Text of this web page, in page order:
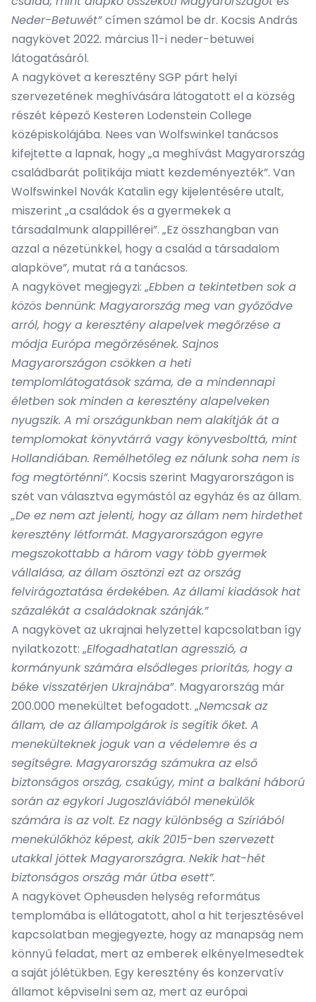
Neder-Betuwét”címen számol be dr. Kocsis András
nagykövet 2022. március 11-i neder-betuwei
látogatásáról.
A nagykövet a keresztény SGP párt helyi
szervezetének meghívására látogatott el a község
részét képező Kesteren Lodenstein College
középiskolájába. Nees van Wolfswinkel tanácsos
kifejtette a lapnak, hogy „a meghívást Magyarország
családbarát politikája miatt kezdeményezték”. Van
Wolfswinkel Novák Katalin egy kijelentésére utalt,
miszerint „a családok és a gyermekek a
társadalmunk alappillérei”. „Ez összhangban van
azzal a nézetünkkel, hogy a család a társadalom
alapköve”, mutat rá a tanácsos.
A nagykövet megjegyzi: „Ebben a tekintetben sok a
közös bennünk: Magyarország meg van győződve
arról, hogy a keresztény alapelvek megőrzése a
módja Európa megőrzésének. Sajnos
Magyarországon csökken a heti
templomlátogatások száma, de a mindennapi
életben sok minden a keresztény alapelveken
nyugszik. A mi országunkban nem alakítják át a
templomokat könyvtárrá vagy könyvesbolttá, mint
Hollandiában. Remélhetőleg ez nálunk soha nem is
fog megtörténni”. Kocsis szerint Magyarországon is
szét van választva egymástól az egyház és az állam.
„De ez nem azt jelenti, hogy az állam nem hirdethet
keresztény létformát. Magyarországon egyre
megszokottabb a három vagy több gyermek
vállalása, az állam ösztönzi ezt az ország
felvirágoztatása érdekében. Az állami kiadások hat
százalékát a családoknak szánják.”
A nagykövet az ukrajnai helyzettel kapcsolatban így
nyilatkozott: „Elfogadhatatlan agresszió, a
kormányunk számára elsődleges prioritás, hogy a
béke visszatérjen Ukrajnába”. Magyarország már
200.000 menekültet befogadott. „Nemcsak az
állam, de az állampolgárok is segítik őket. A
menekülteknek joguk van a védelemre és a
segítségre. Magyarország számukra az első
biztonságos ország, csakúgy, mint a balkáni háború
során az egykori Jugoszláviából menekülők
számára is az volt. Ez nagy különbség a Szíriából
menekülőkhöz képest, akik 2015-ben szervezett
utakkal jöttek Magyarországra. Nekik hat-hét
biztonságos ország már útba esett”.
A nagykövet Opheusden helység református
templomába is ellátogatott, ahol a hit terjesztésével
kapcsolatban megjegyezte, hogy az manapság nem
könnyű feladat, mert az emberek elkényelmesedtek
a saját jólétükben. Egy keresztény és konzervatív
államot képviselni sem az, mert az európai